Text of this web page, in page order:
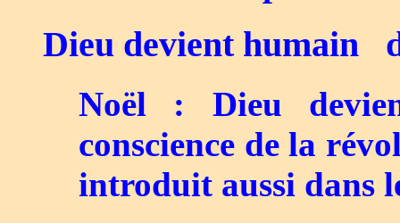
Dieu devient humain
Noël : Dieu
conscience de la
introduit aussi dans